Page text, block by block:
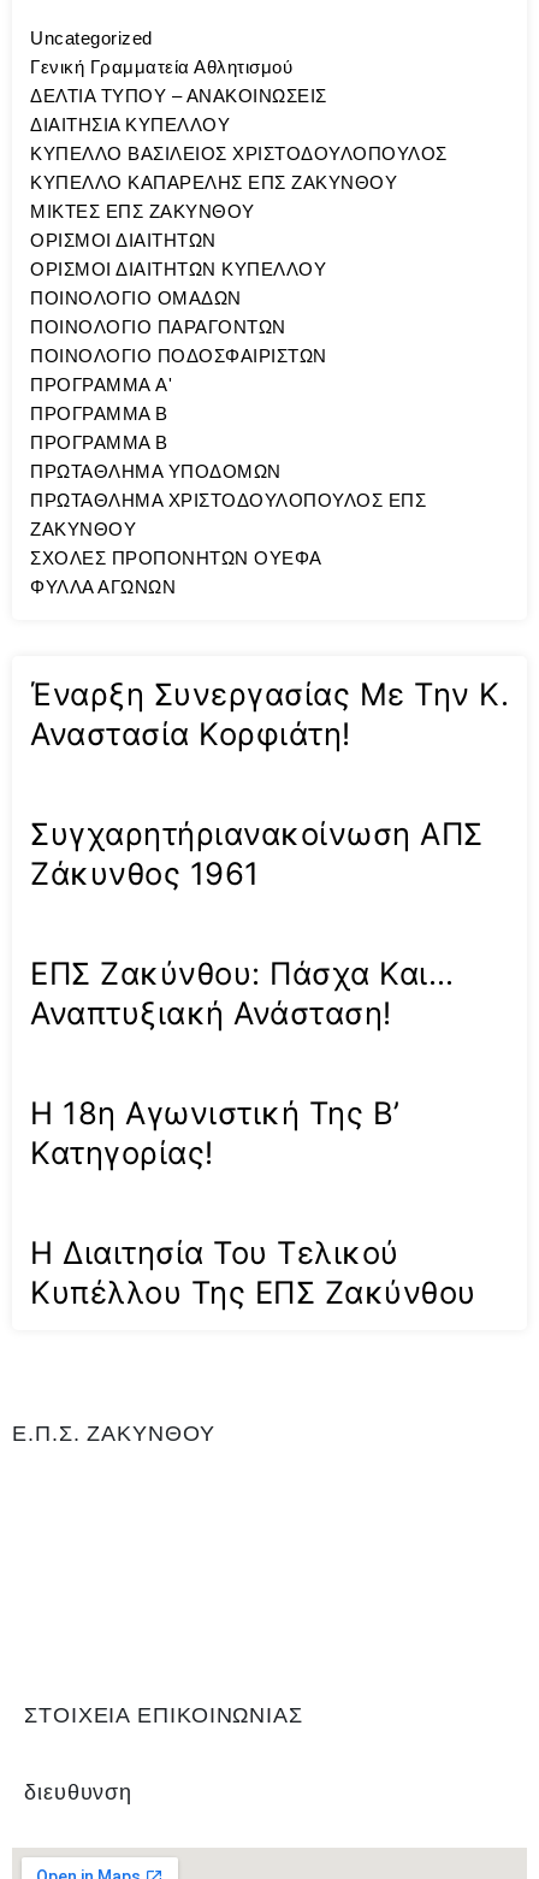
Uncategorized
Γενική Γραμματεία Αθλητισμού
ΔΕΛΤΙΑ ΤΥΠΟΥ – ΑΝΑΚΟΙΝΩΣΕΙΣ
ΔΙΑΙΤΗΣΙΑ ΚΥΠΕΛΛΟΥ
ΚΥΠΕΛΛΟ ΒΑΣΙΛΕΙΟΣ ΧΡΙΣΤΟΔΟΥΛΟΠΟΥΛΟΣ
ΚΥΠΕΛΛΟ ΚΑΠΑΡΕΛΗΣ ΕΠΣ ΖΑΚΥΝΘΟΥ
ΜΙΚΤΕΣ ΕΠΣ ΖΑΚΥΝΘΟΥ
ΟΡΙΣΜΟΙ ΔΙΑΙΤΗΤΩΝ
ΟΡΙΣΜΟΙ ΔΙΑΙΤΗΤΩΝ ΚΥΠΕΛΛΟΥ
ΠΟΙΝΟΛΟΓΙΟ ΟΜΑΔΩΝ
ΠΟΙΝΟΛΟΓΙΟ ΠΑΡΑΓΟΝΤΩΝ
ΠΟΙΝΟΛΟΓΙΟ ΠΟΔΟΣΦΑΙΡΙΣΤΩΝ
ΠΡΟΓΡΑΜΜΑ A'
ΠΡΟΓΡΑΜΜΑ Β
ΠΡΟΓΡΑΜΜΑ Β
ΠΡΩΤΑΘΛΗΜΑ ΥΠΟΔΟΜΩΝ
ΠΡΩΤΑΘΛΗΜΑ ΧΡΙΣΤΟΔΟΥΛΟΠΟΥΛΟΣ ΕΠΣ
ΖΑΚΥΝΘΟΥ
ΣΧΟΛΕΣ ΠΡΟΠΟΝΗΤΩΝ ΟΥΕΦΑ
ΦΥΛΛΑ ΑΓΩΝΩΝ
Έναρξη Συνεργασίας Με Την Κ.
Αναστασία Κορφιάτη!
Συγχαρητήριανακοίνωση ΑΠΣ
Ζάκυνθος 1961
ΕΠΣ Ζακύνθου: Πάσχα Και…
Αναπτυξιακή Ανάσταση!
Η 18η Αγωνιστική Της Β’
Κατηγορίας!
Η Διαιτησία Του Τελικού
Κυπέλλου Της ΕΠΣ Ζακύνθου
Ε.Π.Σ. ΖΑΚΥΝΘΟΥ
ΣΤΟΙΧΕΙΑ ΕΠΙΚΟΙΝΩΝΙΑΣ
διευθυνση